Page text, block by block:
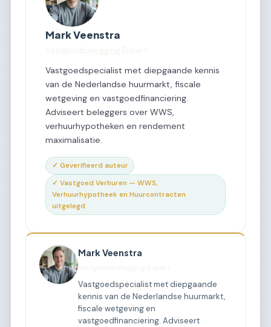
Mark Veenstra
Vastgoedspecialist met diepgaande kennis
van de Nederlandse huurmarkt, fiscale
wetgeving en vastgoedfinanciering.
Adviseert beleggers over WWS,
verhuurhypotheken en rendement
maximalisatie.
✓ Geverifieerd auteur
✓ Vastgoed Verhuren — WWS,
Verhuurhypotheek en Huurcontracten
uitgelegd
Mark Veenstra
Vastgoedspecialist met diepgaande
kennis van de Nederlandse huurmarkt,
fiscale wetgeving en
vastgoedfinanciering. Adviseert